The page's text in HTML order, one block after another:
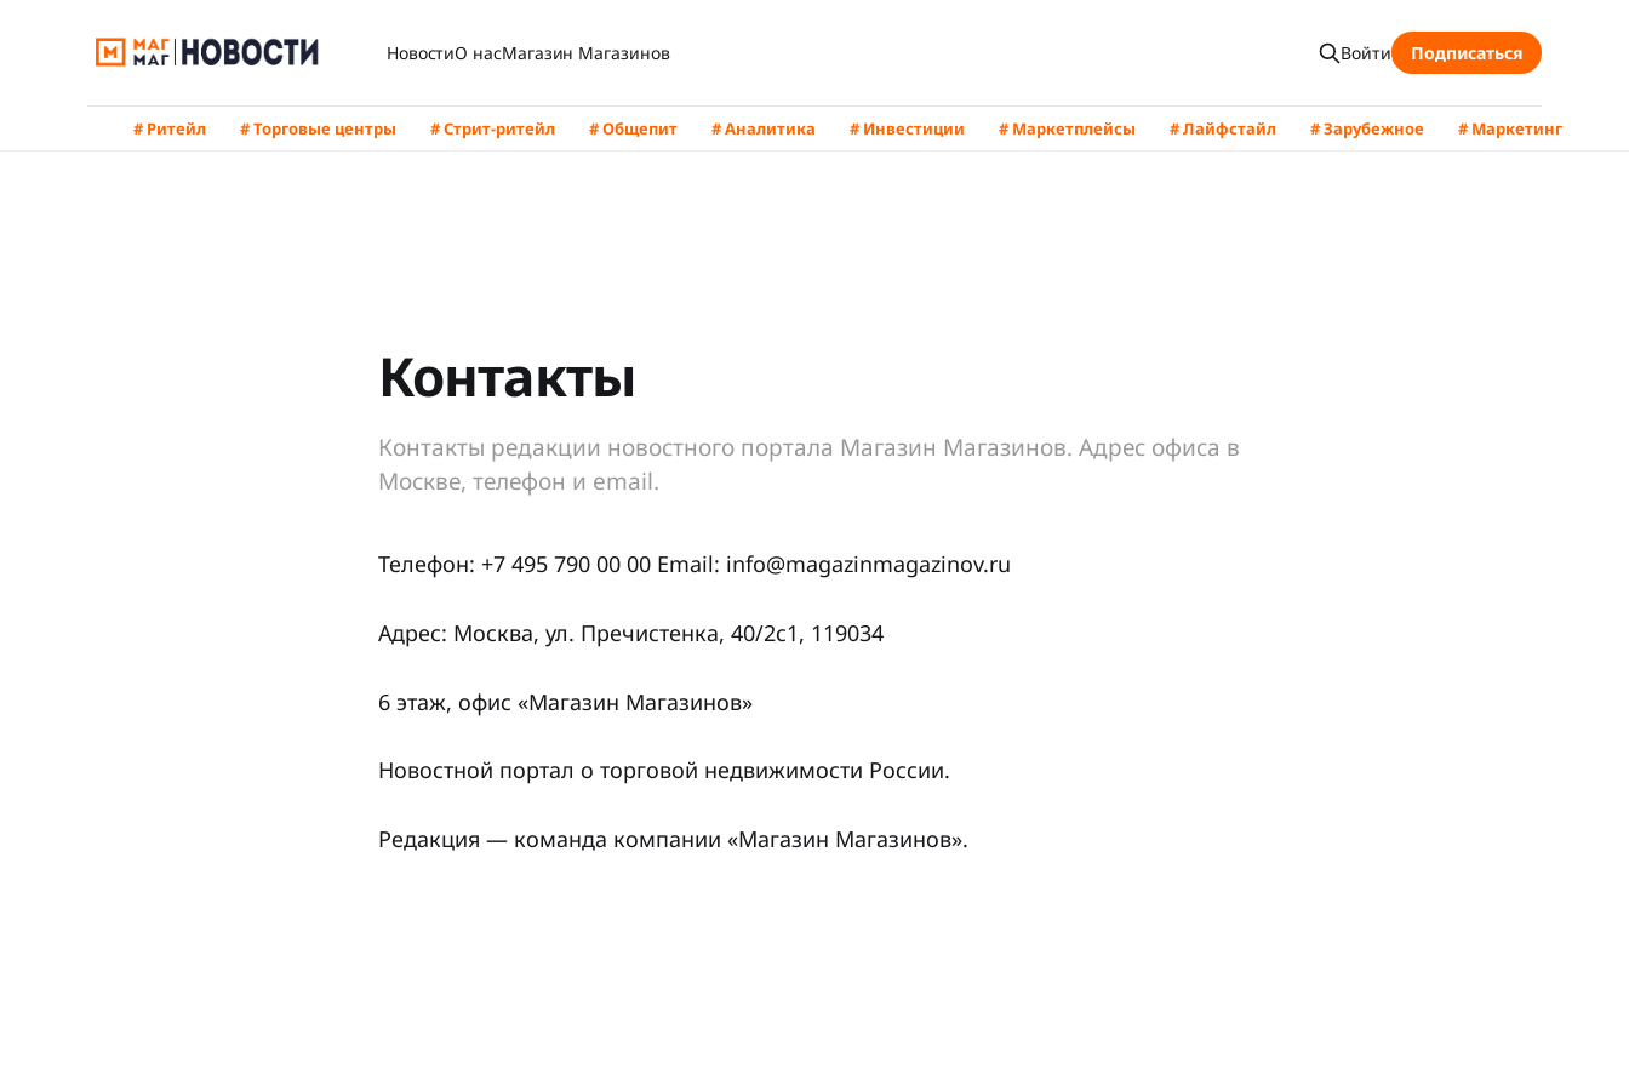
НовостиО насМагазин Магазинов Войти Подписаться
# Ритейл # Торговые центры # Стрит-ритейл # Общепит # Аналитика # Инвестиции # Маркетплейсы # Лайфстайл # Зарубежное # Маркетинг
Контакты
Контакты редакции новостного портала Магазин Магазинов. Адрес офиса в
Москве, телефон и email.
Телефон: +7 495 790 00 00 Email: info@magazinmagazinov.ru
Адрес: Москва, ул. Пречистенка, 40/2с1, 119034
6 этаж, офис «Магазин Магазинов»
Новостной портал о торговой недвижимости России.
Редакция — команда компании «Магазин Магазинов».